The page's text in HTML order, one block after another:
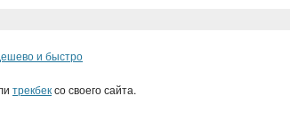
и быстро
трекбексо своего сайта.